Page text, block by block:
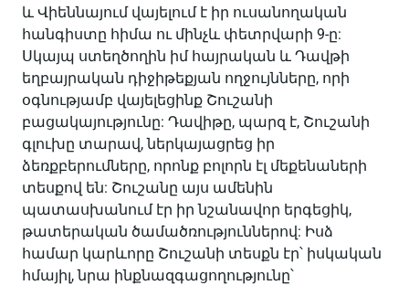
և Վիեննայում վայելում է իր ուսանողական
հանգիստը հիմա ու մինչև փետրվարի 9-ը:
Սկայպ ստեղծողին իմ հայրական և Դավթի
եղբայրական դիջիթեքյան ողջույնները, որի
օգնությամբ վայելեցինք Շուշանի
բացակայությունը: Դավիթը, պարզ է, Շուշանի
գլուխը տարավ, ներկայացրեց իր
ձեռքբերումները, որոնք բոլորն էլ մեքենաների
տեսքով են: Շուշանը այս ամենին
պատասխանում էր իր նշանավոր երգեցիկ,
թատերական ծամածռություններով: Իսձ
համար կարևորը Շուշանի տեսքն էր՝ իսկական
հմայիլ, նրա ինքնազգացողությունը՝